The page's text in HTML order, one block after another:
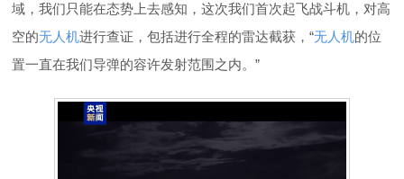
域，我们只能在态势上去感知，这次我们首次起飞战斗机，对高
空的无人机进行查证，包括进行全程的雷达截获，“无人机的位
置一直在我们导弹的容许发射范围之内。”